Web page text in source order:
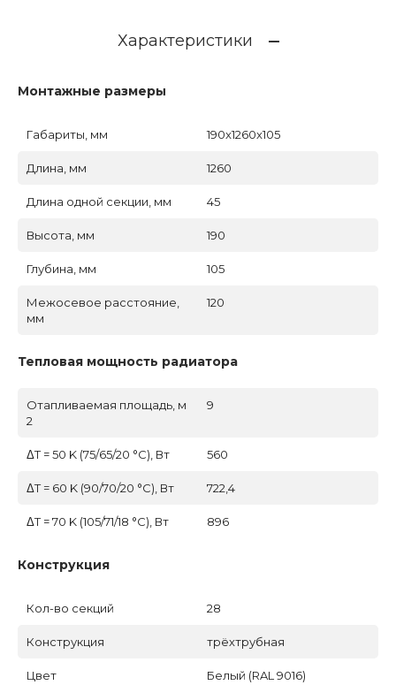
Характеристики
Монтажные размеры
Габариты, мм 190x1260x105
Длина, мм 1260
Длина одной секции, мм 45
Высота, мм 190
Глубина, мм 105
Межосевое расстояние,
мм
120
Тепловая мощность радиатора
Отапливаемая площадь, м
2
9
ΔT = 50 K (75/65/20 °C), Вт 560
ΔT = 60 K (90/70/20 °C), Вт 722,4
ΔT = 70 K (105/71/18 °C), Вт 896
Конструкция
Кол-во секций 28
Конструкция трёхтрубная
Цвет Белый (RAL 9016)